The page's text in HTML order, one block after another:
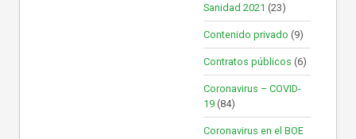
Sanidad 2021 (23)
Contenido privado (9)
Contratos públicos (6)
Coronavirus – COVID-
19 (84)
Coronavirus en el BOE